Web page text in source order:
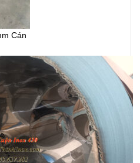
Cán